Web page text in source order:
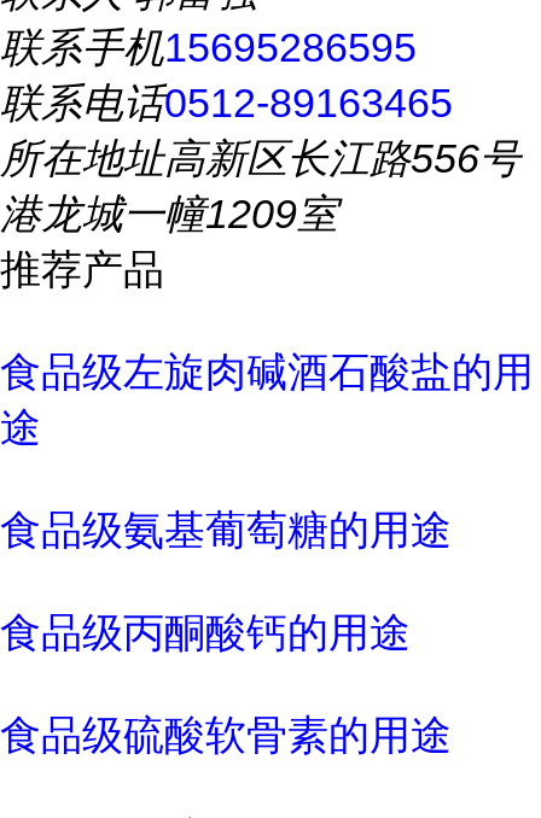
联系手机15695286595
联系电话0512-89163465
所在地址高新区长江路556号
港龙城一幢1209室
推荐产品
食品级左旋肉碱酒石酸盐的用
途
食品级氨基葡萄糖的用途
食品级丙酮酸钙的用途
食品级硫酸软骨素的用途